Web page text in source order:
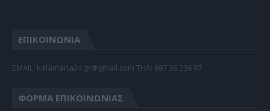
ΕΠΙΚΟΙΝΩΝΙΑ
EMAIL: kalamaria24.gr@gmail.com TΗΛ: 697 36 236 97
ΦΌΡΜΑ ΕΠΙΚΟΙΝΩΝΊΑΣ